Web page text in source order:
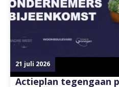
21 juli 2026
Actieplan tegengaan